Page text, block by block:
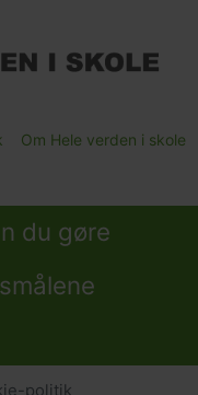
Om Hele verden i skole
du gøre
politik